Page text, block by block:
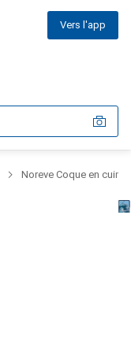
Vers l'app
Noreve Coque en cuir